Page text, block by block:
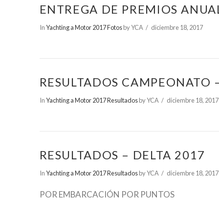
ENTREGA DE PREMIOS
InYachting a Motor 2017 Fotosby YCA diciembre 18, 2017
RESULTADOS
InYachting a Motor 2017 Resultadosby YCA diciembre 18, 2017
RESULTADOS – DELTA 2017
InYachting a Motor 2017 Resultadosby YCA diciembre 18, 2017
POR EMBARCACIÓN POR PUNTOS